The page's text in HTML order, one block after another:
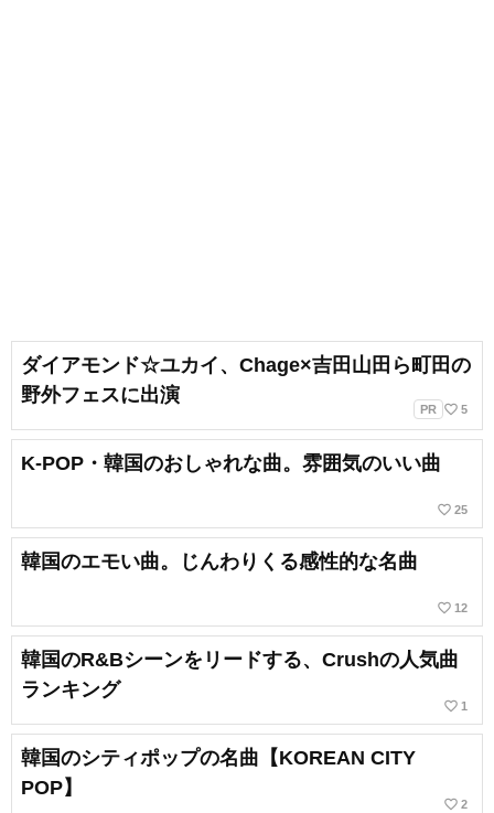
ダイアモンド☆ユカイ、Chage×吉田山田ら町田の
野外フェスに出演
PR favorite_border 5
K-POP・韓国のおしゃれな曲。雰囲気のいい曲
favorite_border 25
韓国のエモい曲。じんわりくる感性的な名曲
favorite_border 12
韓国のR&Bシーンをリードする、Crushの人気曲
ランキング
favorite_border 1
韓国のシティポップの名曲【KOREAN CITY
POP】
favorite_border 2